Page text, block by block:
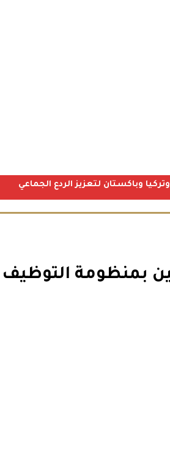
وباكستان لتعزيز الردع الجماعي
بمنظومة التوظيف